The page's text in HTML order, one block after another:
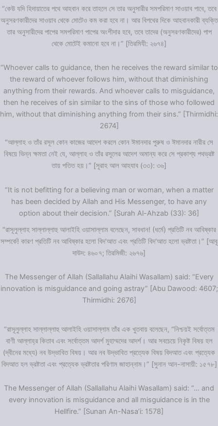
“কেউ যদি হিদায়াতের পথে আহবান করে তাহলে সে তার অনুসারীর সমপরিমাণ সাওয়াব পাবে, তবে
অনুসরণকারীদের সাওয়াব থেকে মোটেও কম করা হবে না। আর বিপথের দিকে আহবানকারী ব্যক্তি
তার অনুসারীদের পাপের সমপরিমাণ পাপের অংশীদার হবে, তবে তাদের (অনুসরণকারীদের) পাপ
থেকে মোটেই কমানো হবে না।” [তিরমিযী: ২৬৭৪]
“Whoever calls to guidance, then he receives the reward similar to
the reward of whoever follows him, without that diminishing
anything from their rewards. And whoever calls to misguidance,
then he receives of sin similar to the sins of those who followed
him, without that diminishing anything from their sins.” [Thirmidhi:
2674]
“আল্লাহ ও তাঁর রসূল কোন কাজের আদেশ করলে কোন ঈমানদার পুরুষ ও ঈমানদার নারীর সে
বিষয়ে ভিন্ন ক্ষমতা নেই যে, আল্লাহ ও তাঁর রসূলের আদেশ অমান্য করে সে প্রকাশ্য পথভ্রষ্ট
তায় পতিত হয়।” [সূরাহ আল আহযাব (৩৩): ৩৬]
“It is not befitting for a believing man or woman, when a matter
has been decided by Allah and His Messenger, to have any
option about their decision.” [Surah Al-Ahzab (33): 36]
“রাসূলুল্লাহ সাল্লাল্লাহু আলাইহি ওয়াসাল্লাম বলেছেন, সাবধান! (ধর্মে) প্রতিটি নব আবিষ্কার
সম্পর্কে! কারণ প্রতিটি নব আবিষ্কার হলো বিদ‘আত এবং প্রতিটি বিদ‘আত হলো ভ্রষ্টতা।” [আবূ
দাউদ: ৪৬০৭; তিরমিজী: ২৬৭৬]
The Messenger of Allah (Sallallahu Alaihi Wasallam) said: “Every
innovation is misguidance and going astray” [Abu Dawood: 4607;
Thirmidhi: 2676]
“রাসূলুল্লাহ সাল্লাল্লাহু আলাইহি ওয়াসাল্লাম তাঁর এক খুতবায় বলেছেন, “নিশ্চয়ই সর্বোত্তম
বাণী আল্লাহ্‌র কিতাব এবং সর্বোত্তম আদর্শ মুহাম্মদের আদর্শ। আর সবচেয়ে নিকৃষ্ট বিষয় হল
(দ্বীনের মধ্যে) নব উদ্ভাবিত বিষয়। আর নব উদ্ভাবিত প্রত্যেক বিষয় বিদআত এবং প্রত্যেক
বিদআত হল ভ্রষ্টতা এবং প্রত্যেক ভ্রষ্টতার পরিণাম জাহান্নাম।” [সুনান আন-নাসায়ী: ১৫৭৮]
The Messenger of Allah (Sallallahu Alaihi Wasallam) said: “… and
every innovation is misguidance and all misguidance is in the
Hellfire.” [Sunan An-Nasa’i: 1578]